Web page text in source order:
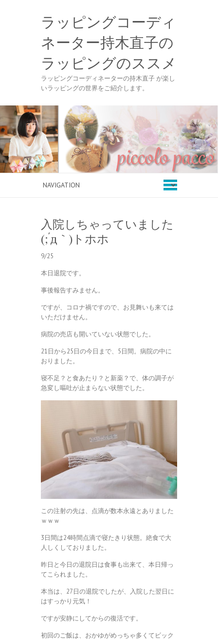
ラッピングコーディ
ネーター持木直子の
ラッピングのススメ
ラッピングコーディネーターの持木直子 が楽し
いラッピングの世界をご紹介します。
入院しちゃっていました
(;´д｀)トホホ
9/25
本日退院です。
事後報告すみません。
ですが、コロナ禍ですので、お見舞いも来ては
いただけません。
病院の売店も開いていない状態でした。
21日から25日の今日まで、5日間。病院の中に
おりました。
寝不足？と食あたり？と新薬？で、体の調子が
急変し嘔吐が止まらない状態でした。
この注射の先は、点滴が数本永遠とありました
ｗｗｗ
3日間は24時間点滴で寝たきり状態。絶食で大
人しくしておりました。
昨日と今日の退院日は食事も出来て、本日帰っ
てこられました。
本当は、27日の退院でしたが、入院した翌日に
はすっかり元気！
ですが安静にしてからの復活です。
初回のご飯は、おかゆがめっちゃ多くてビック